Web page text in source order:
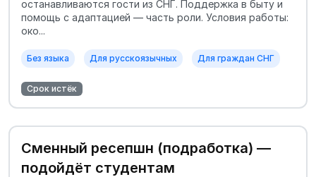
останавливаются гости из СНГ. Поддержка в быту и
помощь с адаптацией — часть роли. Условия работы:
око...
Без языка Для русскоязычных Для граждан СНГ
Срок истёк
Сменный ресепшн (подработка) —
подойдёт студентам